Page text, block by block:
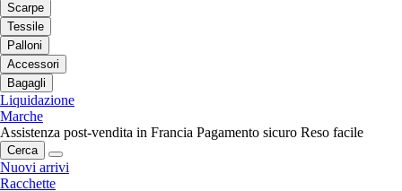
Scarpe
Tessile
Palloni
Accessori
Bagagli
Liquidazione
Marche
Assistenza post-vendita in Francia Pagamento sicuro Reso facile
Cerca
Nuovi arrivi
Racchette